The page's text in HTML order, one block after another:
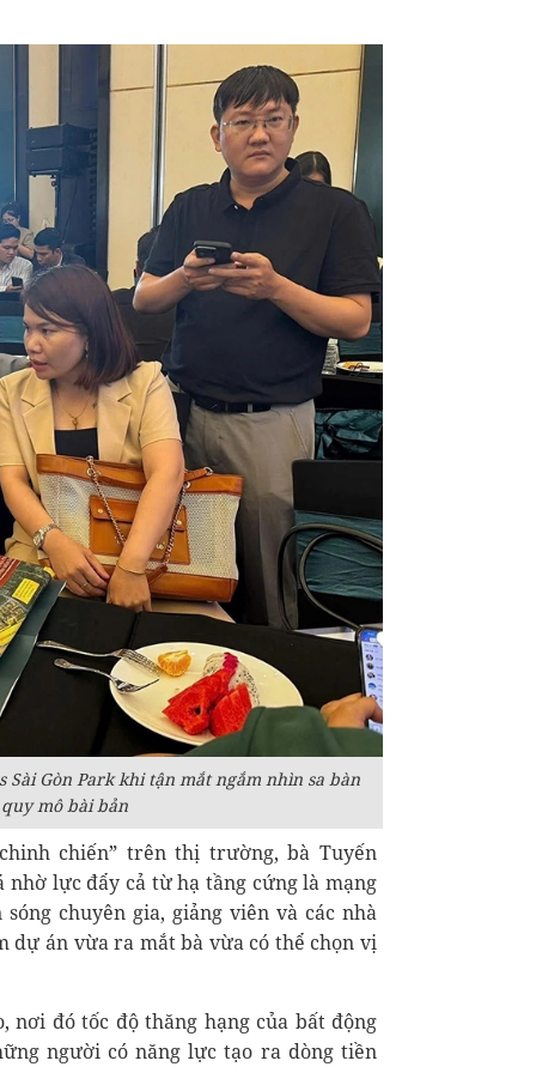
Gòn Park khi tận mắt ngắm nhìn sa bàn
mô bài bản
chiến” trên thị trường, bà Tuyến
lực đẩy cả từ hạ tầng cứng là mạng
chuyên gia, giảng viên và các nhà
dự án vừa ra mắt bà vừa có thể chọn vị
nơi đó tốc độ thăng hạng của bất động
người có năng lực tạo ra dòng tiền